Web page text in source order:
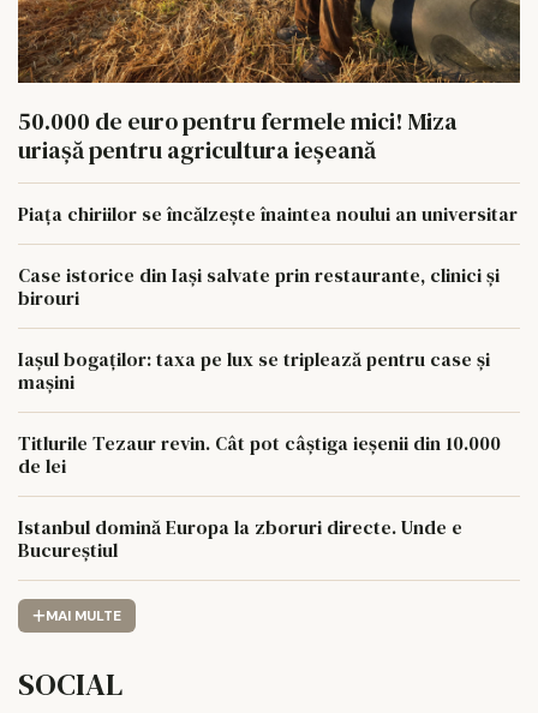
50.000 de euro pentru fermele mici! Miza
uriașă pentru agricultura ieșeană
Piața chiriilor se încălzește înaintea noului an universitar
Case istorice din Iași salvate prin restaurante, clinici și
birouri
Iașul bogaților: taxa pe lux se triplează pentru case și
mașini
Titlurile Tezaur revin. Cât pot câștiga ieșenii din 10.000
de lei
Istanbul domină Europa la zboruri directe. Unde e
Bucureștiul
MAI MULTE
SOCIAL